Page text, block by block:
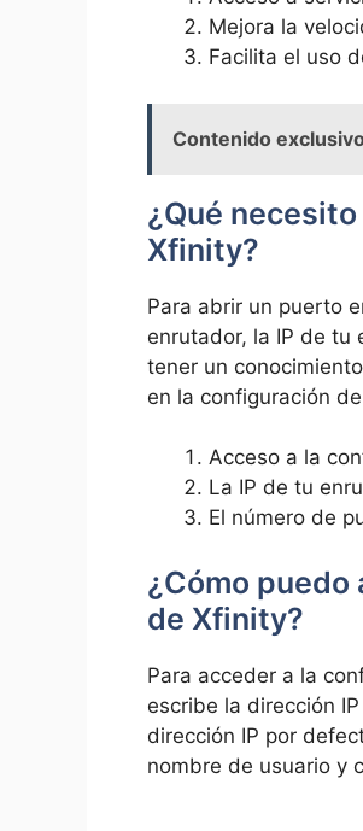
Mejora la
Facilita el uso
Contenido
¿Qué
Xfinity?
Para abrir un puerto
enrutador, la‍ IP de‍ tu
tener ‌un
en⁣ la configuración
Acceso a la
La IP de⁣ tu
El número de
⁢¿Cómo
de Xfinity?
Para acceder‌ a la
escribe la dirección
dirección IP por
nombre de usuario y